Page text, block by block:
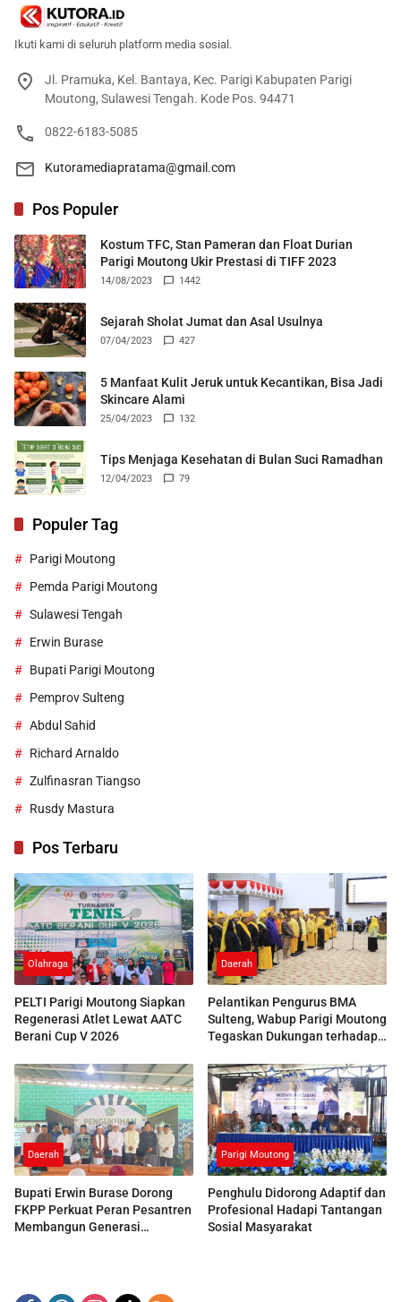
Ikuti kami di seluruh platform media sosial.
Jl. Pramuka, Kel. Bantaya, Kec. Parigi Kabupaten Parigi
Moutong, Sulawesi Tengah. Kode Pos. 94471
0822-6183-5085
Kutoramediapratama@gmail.com
Pos Populer
Kostum TFC, Stan Pameran dan Float Durian
Parigi Moutong Ukir Prestasi di TIFF 2023
14/08/2023 1442
Sejarah Sholat Jumat dan Asal Usulnya
07/04/2023 427
5 Manfaat Kulit Jeruk untuk Kecantikan, Bisa Jadi
Skincare Alami
25/04/2023 132
Tips Menjaga Kesehatan di Bulan Suci Ramadhan
12/04/2023 79
Populer Tag
Parigi Moutong
Pemda Parigi Moutong
Sulawesi Tengah
Erwin Burase
Bupati Parigi Moutong
Pemprov Sulteng
Abdul Sahid
Richard Arnaldo
Zulfinasran Tiangso
Rusdy Mastura
Pos Terbaru
Olahraga
PELTI Parigi Moutong Siapkan
Regenerasi Atlet Lewat AATC
Berani Cup V 2026
Daerah
Pelantikan Pengurus BMA
Sulteng, Wabup Parigi Moutong
Tegaskan Dukungan terhadap
Daerah
Bupati Erwin Burase Dorong
FKPP Perkuat Peran Pesantren
Membangun Generasi
Parigi Moutong
Penghulu Didorong Adaptif dan
Profesional Hadapi Tantangan
Sosial Masyarakat